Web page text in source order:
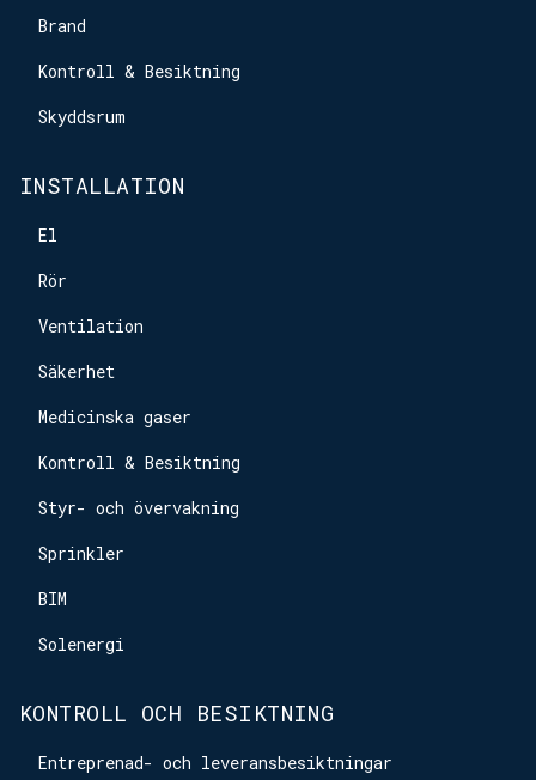
Brand
Kontroll & Besiktning
Skyddsrum
INSTALLATION
El
Rör
Ventilation
Säkerhet
Medicinska gaser
Kontroll & Besiktning
Styr- och övervakning
Sprinkler
BIM
Solenergi
KONTROLL OCH BESIKTNING
Entreprenad- och leveransbesiktningar